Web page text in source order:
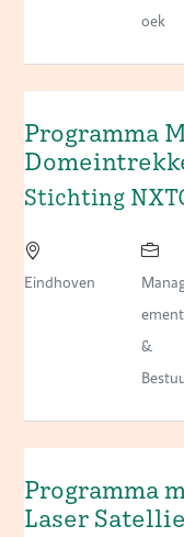
oek
Programma
Stichting
Eindhoven
ement
&
Programma
Laser